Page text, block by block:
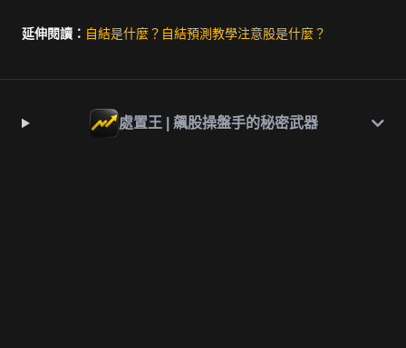
延伸閱讀： 自結是什麼？ 自結預測教學注意股是什麼？
處置王 | 飆股操盤手的秘密武器